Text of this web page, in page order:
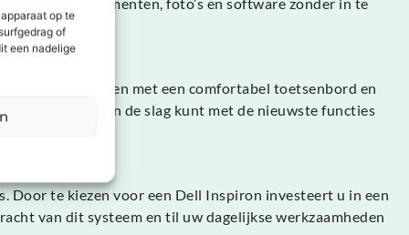
op te
of
een nadelige
ontworpen met een comfortabel toetsenbord en
u direct aan de slag kunt met de nieuwste functies
te kiezen voor een Dell Inspiron investeert u in een
van dit systeem en til uw dagelijkse werkzaamheden